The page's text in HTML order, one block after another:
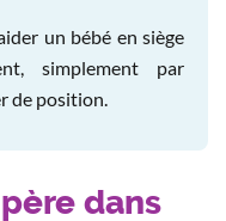
un bébé en siège
simplement par
de position.
dans